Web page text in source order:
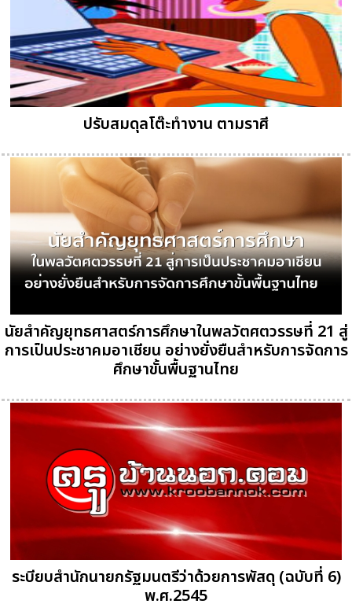
ปรับสมดุลโต๊ะทำงาน ตามราศี
นัยสำคัญยุทธศาสตร์การศึกษาในพลวัตศตวรรษที่ 21 สู่
การเป็นประชาคมอาเชียน อย่างยั่งยืนสำหรับการจัดการ
ศึกษาขั้นพื้นฐานไทย
ระบียบสำนักนายกรัฐมนตรีว่าด้วยการพัสดุ (ฉบับที่ 6)
พ.ศ.2545